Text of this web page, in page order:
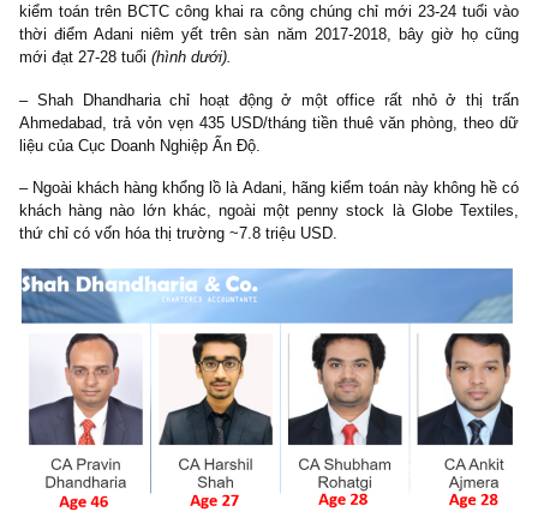
đều sử dụng các đơn vị kiểm toán độc lập uy tín để gia tăng độ
của nhà đầu tư vào năng lực của đơn vị kiểm toán đó & độ minh
trong BCTC của mình. Ấy vậy mà với độ phức tạp của Adani
và Adani Enterprises, với 156 công ty con – nhiều cty ở nước
và hàng tá công ty liên kết nữa, NĐT kỳ vọng sẽ có một đội
năng lực để kiểm toán cho mạng lưới kim tự tháp sở hữu chéo
– Thế nhưng Adani lại sử dụng một firm tí hon có tên là
Dhandhariađể kiểm toán cho hai công ty đại chúng quy mô
(@S.A.F.E: vốn hóa Adani Enterprise tầm 48 tỷ USD, Adani
cũng xấp xỉ 52 tỷ USD vậy, tổng ~100 tỷ USD trước khi sụt
2023).
– Theo dữ liệu về nhân sự của firm này năm 2020 lúc chúng
tra, hãng kiểm toán Shah Dhandharia chỉ có 4 partners, và 7
phụ tá, hầu hết trong số họ đều không đủ năng lực để kiểm toán
giàu có & quyền lực nhất Ấn Độ như vậy. Những partners kí
kiểm toán trên BCTC công khai ra công chúng chỉ mới 23-24
thời điểm Adani niêm yết trên sàn năm 2017-2018, bây giờ họ
mới đạt 27-28 tuổi
(hình dưới).